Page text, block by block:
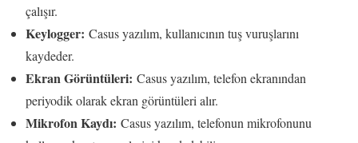
çalışır.
Keylogger: Casus yazılım, kullanıcının tuş vuruşlarını
kaydeder.
Ekran Görüntüleri: Casus yazılım, telefon ekranından
periyodik olarak ekran görüntüleri alır.
Mikrofon Kaydı: Casus yazılım, telefonun mikrofonunu